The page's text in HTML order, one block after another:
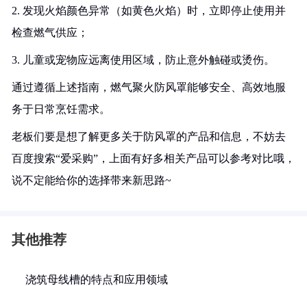
2. 发现火焰颜色异常（如黄色火焰）时，立即停止使用并
检查燃气供应；
3. 儿童或宠物应远离使用区域，防止意外触碰或烫伤。
通过遵循上述指南，燃气聚火防风罩能够安全、高效地服
务于日常烹饪需求。
老板们要是想了解更多关于防风罩的产品和信息，不妨去
百度搜索“爱采购”，上面有好多相关产品可以参考对比哦，
说不定能给你的选择带来新思路~
其他推荐
浇筑母线槽的特点和应用领域